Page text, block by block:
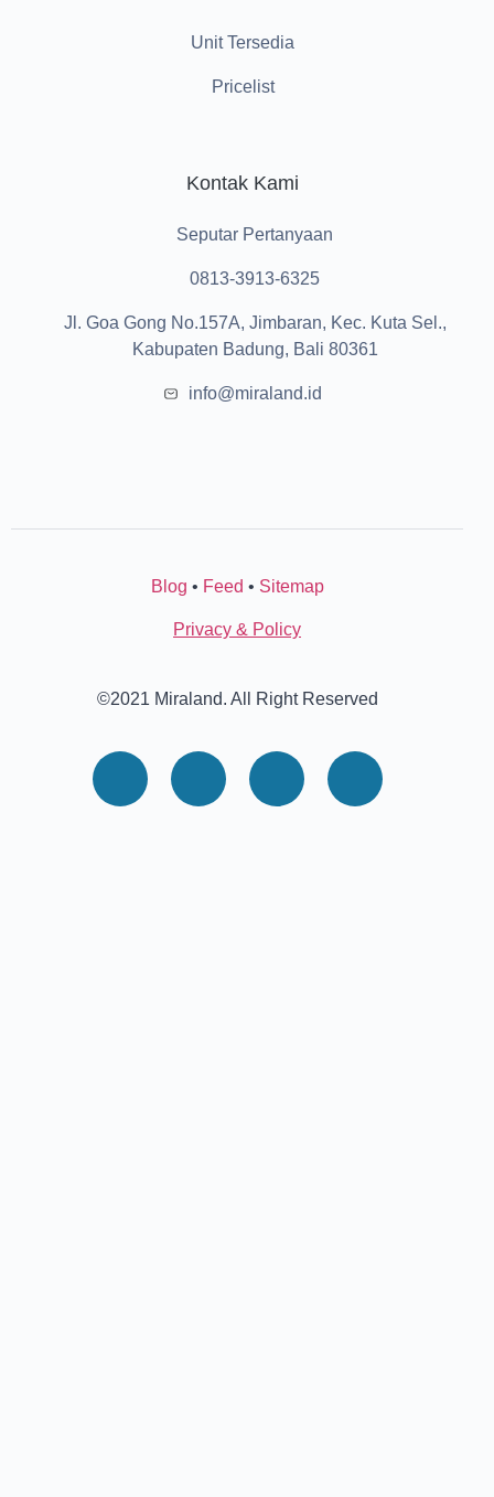
Unit Tersedia
Pricelist
Kontak Kami
Seputar Pertanyaan
0813-3913-6325
Jl. Goa Gong No.157A, Jimbaran, Kec. Kuta Sel.,
Kabupaten Badung, Bali 80361
info@miraland.id
Blog • Feed • Sitemap
Privacy & Policy
©2021 Miraland. All Right Reserved